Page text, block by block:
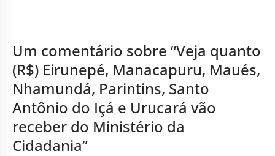
Um comentário sobre “Veja quanto
(R$) Eirunepé, Manacapuru, Maués,
Nhamundá, Parintins, Santo
Antônio do Içá e Urucará vão
receber do Ministério da
Cidadania”